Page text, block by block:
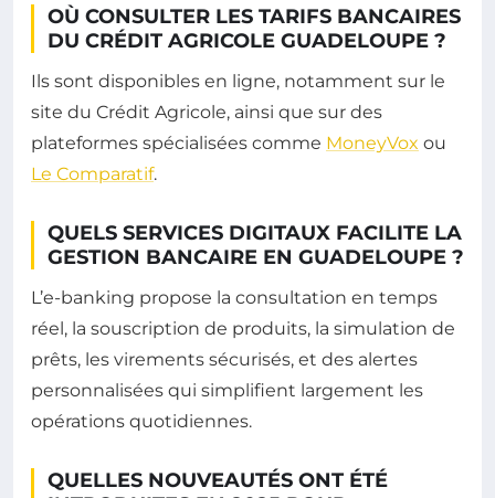
OÙ CONSULTER LES TARIFS BANCAIRES
DU CRÉDIT AGRICOLE GUADELOUPE ?
Ils sont disponibles en ligne, notamment sur le
site du Crédit Agricole, ainsi que sur des
plateformes spécialisées comme MoneyVox ou
Le Comparatif.
QUELS SERVICES DIGITAUX FACILITE LA
GESTION BANCAIRE EN GUADELOUPE ?
L’e-banking propose la consultation en temps
réel, la souscription de produits, la simulation de
prêts, les virements sécurisés, et des alertes
personnalisées qui simplifient largement les
opérations quotidiennes.
QUELLES NOUVEAUTÉS ONT ÉTÉ